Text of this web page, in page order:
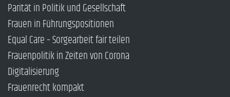
Parität in Politik und Gesellschaft
Frauen in Führungspositionen
Equal Care – Sorgearbeit fair teilen
Frauenpolitik in Zeiten von Corona
Digitalisierung
Frauenrecht kompakt